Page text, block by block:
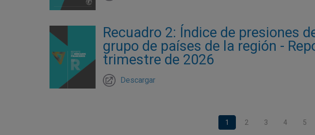
Recuadro 2: Índice de presiones
grupo de países de la región -
trimestre de 2026
Descargar
Página actual
1 Page
2 Page
3 Page
4 Page
5